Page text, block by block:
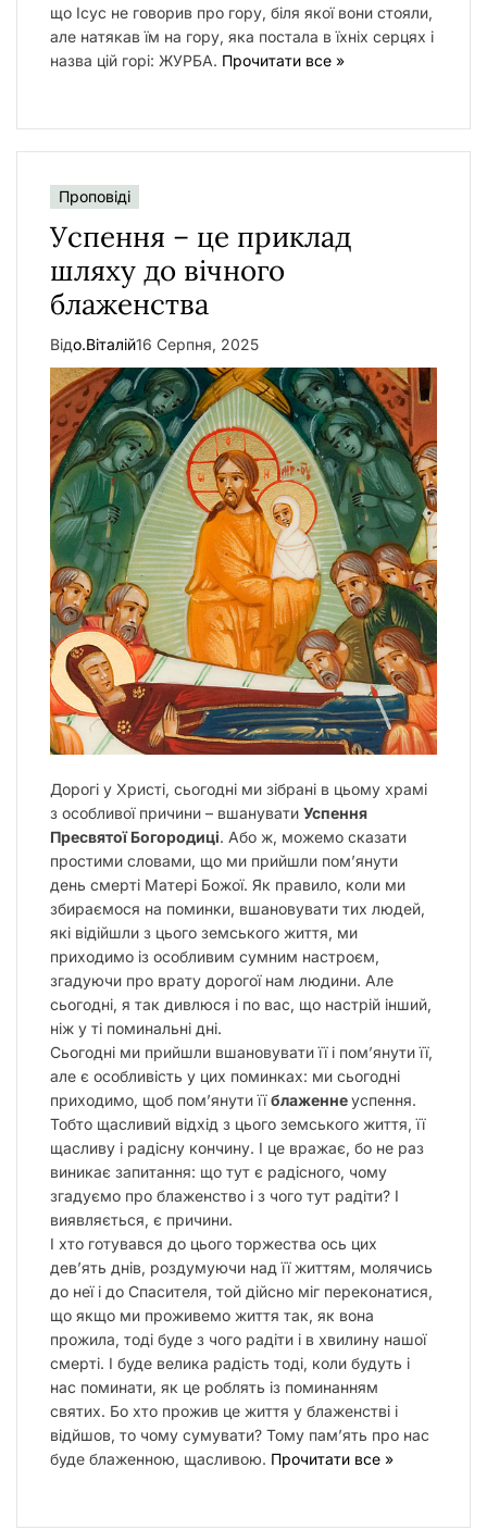
що Ісус не говорив про гору, біля якої вони стояли,
але натякав їм на гору, яка постала в їхніх серцях і
назва цій горі: ЖУРБА. Прочитати все »
Проповіді
Успення – це приклад
шляху до вічного
блаженства
Відо.Віталій16 Серпня, 2025
Дорогі у Христі, сьогодні ми зібрані в цьому храмі
з особливої причини – вшанувати Успення
Пресвятої Богородиці. Або ж, можемо сказати
простими словами, що ми прийшли пом’янути
день смерті Матері Божої. Як правило, коли ми
збираємося на поминки, вшановувати тих людей,
які відійшли з цього земського життя, ми
приходимо із особливим сумним настроєм,
згадуючи про врату дорогої нам людини. Але
сьогодні, я так дивлюся і по вас, що настрій інший,
ніж у ті поминальні дні.
Сьогодні ми прийшли вшановувати її і пом’янути її,
але є особливість у цих поминках: ми сьогодні
приходимо, щоб пом’янути їїблаженнеуспення.
Тобто щасливий відхід з цього земського життя, її
щасливу і радісну кончину. І це вражає, бо не раз
виникає запитання: що тут є радісного, чому
згадуємо про блаженство і з чого тут радіти? І
виявляється, є причини.
І хто готувався до цього торжества ось цих
дев’ять днів, роздумуючи над її життям, молячись
до неї і до Спасителя, той дійсно міг переконатися,
що якщо ми проживемо життя так, як вона
прожила, тоді буде з чого радіти і в хвилину нашої
смерті. І буде велика радість тоді, коли будуть і
нас поминати, як це роблять із поминанням
святих. Бо хто прожив це життя у блаженстві і
відйшов, то чому сумувати? Тому пам’ять про нас
буде блаженною, щасливою. Прочитати все »